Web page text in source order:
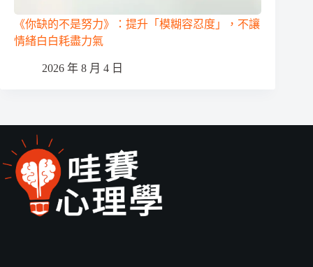
《你缺的不是努力》：提升「模糊容忍度」，不讓
情緒白白耗盡力氣
2026 年 8 月 4 日